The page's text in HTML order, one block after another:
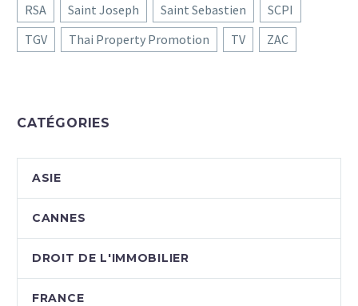
RSA
Saint Joseph Saint Sebastien
SCPI
TGV
Thai Property Promotion TV ZAC
CATÉGORIES
ASIE
CANNES
DROIT DE L'IMMOBILIER
FRANCE